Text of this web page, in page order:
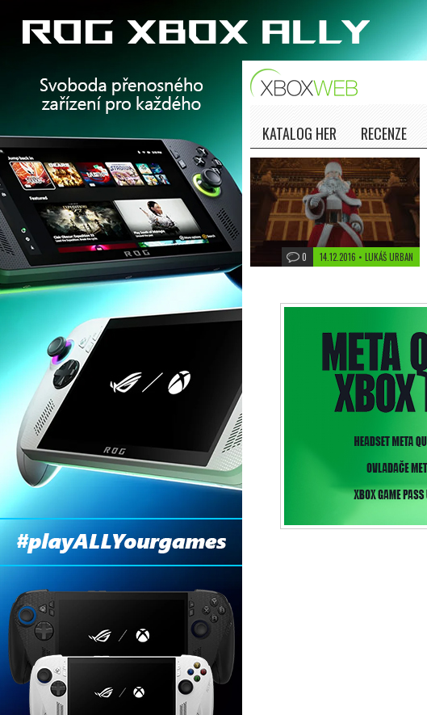
KATALOG HER RECENZE
14.12.2016 • LUKÁŠ URBAN
0